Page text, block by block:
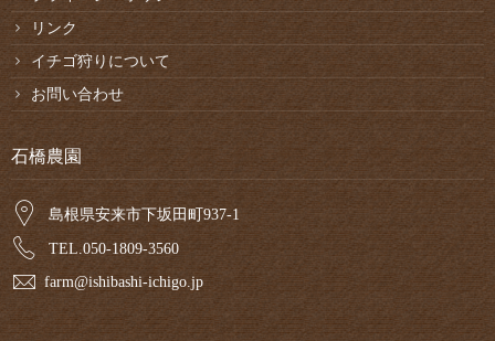
リンク
イチゴ狩りについて
お問い合わせ
石橋農園
島根県安来市下坂田町937-1
TEL.050-1809-3560
farm@ishibashi-ichigo.jp